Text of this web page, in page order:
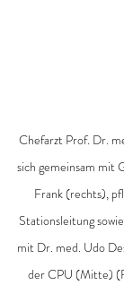
Chefarzt Prof. Dr.
sich gemeinsam mit
Frank (rechts),
Stationsleitung
mit Dr. med. Udo
der CPU (Mitte)